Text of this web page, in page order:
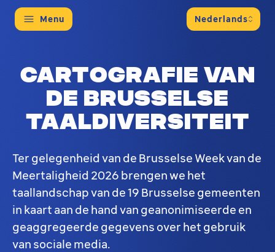
Menu
Cartografie van
de Brusselse
taaldiversiteit
Ter gelegenheid van de Brusselse Week van de
Meertaligheid 2026 brengen we het
taallandschap van de 19 Brusselse gemeenten
in kaart aan de hand van geanonimiseerde en
geaggregeerde gegevens over het gebruik
van sociale media.